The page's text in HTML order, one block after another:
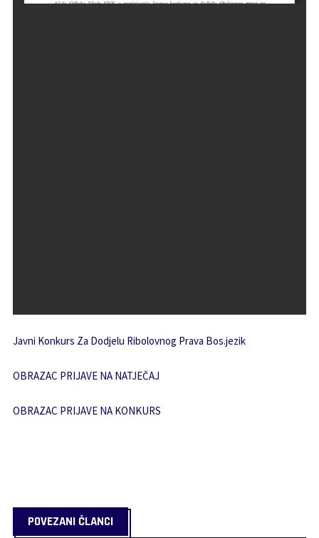
Javni Konkurs Za Dodjelu Ribolovnog Prava Bos.jezik
OBRAZAC PRIJAVE NA NATJEČAJ
OBRAZAC PRIJAVE NA KONKURS
POVEZANI ČLANCI